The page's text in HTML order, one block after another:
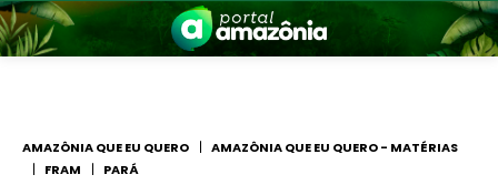
AMAZÔNIA QUE EU QUERO
AMAZÔNIA QUE EU QUERO - MATÉRIAS
FRAM
PARÁ